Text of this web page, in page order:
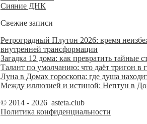
Сияние ДНК
Свежие записи
Ретроградный Плутон 2026: время
внутренней трансформации
Загадка 12 дома: как превратить тайные
Талант по умолчанию: что даёт тригон в
Луна в Домах гороскопа: где душа
Между иллюзией и истиной: Нептун в
© 2014 - 2026 asteta.club
Политика конфиденциальности